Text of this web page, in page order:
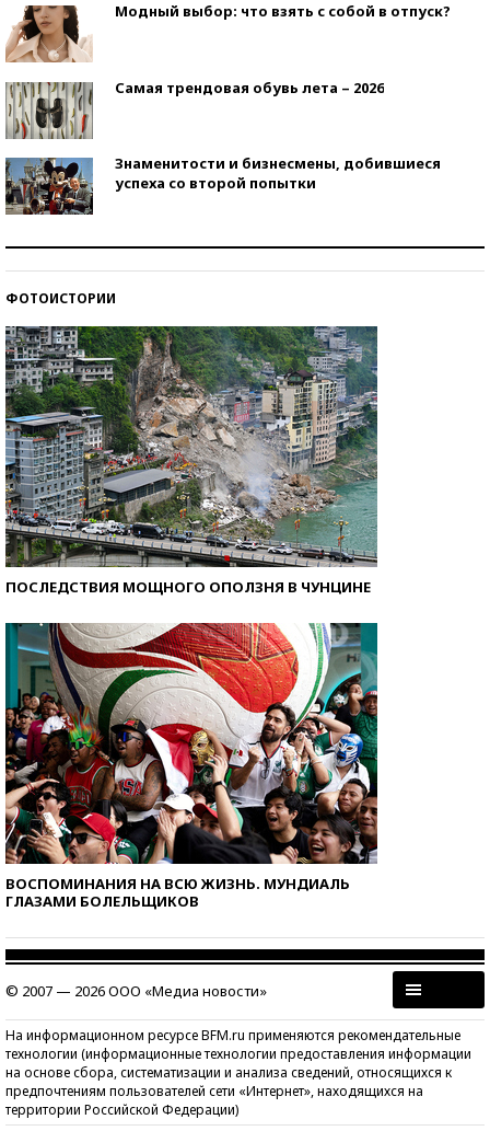
Модный выбор: что взять с собой в отпуск?
Самая трендовая обувь лета – 2026
Знаменитости и бизнесмены, добившиеся
успеха со второй попытки
ФОТОИСТОРИИ
ПОСЛЕДСТВИЯ МОЩНОГО ОПОЛЗНЯ В ЧУНЦИНЕ
ВОСПОМИНАНИЯ НА ВСЮ ЖИЗНЬ. МУНДИАЛЬ
ГЛАЗАМИ БОЛЕЛЬЩИКОВ
© 2007 — 2026 ООО «Медиа новости»
На информационном ресурсе BFM.ru применяются рекомендательные
технологии (информационные технологии предоставления информации
на основе сбора, систематизации и анализа сведений, относящихся к
предпочтениям пользователей сети «Интернет», находящихся на
территории Российской Федерации)